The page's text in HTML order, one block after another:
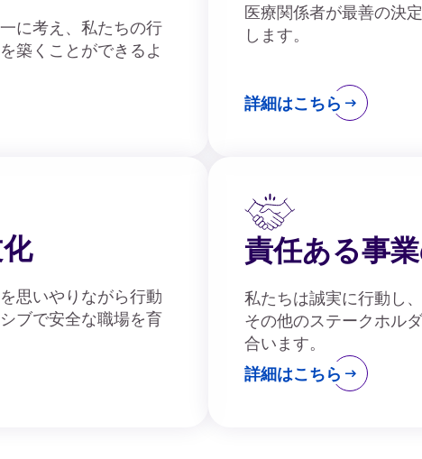
に考え、私たちの行
築くことができるよ
医療関係者が最善の決
します。
詳細はこちら
思いやりながら行動
ブで安全な職場を育
責任ある事
私たちは誠実に行動し
その他のステークホル
合います。
詳細はこちら